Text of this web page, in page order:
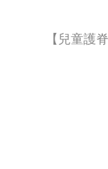
【兒童護